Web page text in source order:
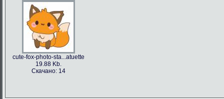
cute-fox-photo-sta...atuette
19.88 Kb.
Скачано: 14